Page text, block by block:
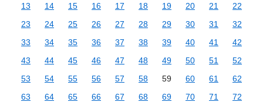
13
14 15 16 17 18 19 20 21
22
23
24 25 26 27 28 29 30 31
32
33
34 35 36 37 38 39 40 41
42
43
44 45 46 47 48 49 50 51
52
53
54 55 56 57 58 59 60 61
62
63
64 65 66 67 68 69 70 71
72